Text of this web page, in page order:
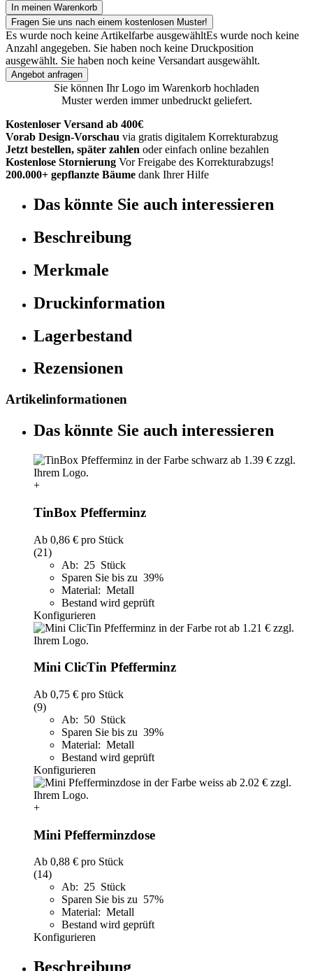
In meinen Warenkorb
Fragen Sie uns nach einem kostenlosen Muster!
Es wurde noch keine Artikelfarbe ausgewähltEs wurde noch keine
Anzahl angegeben. Sie haben noch keine Druckposition
ausgewählt. Sie haben noch keine Versandart ausgewählt.
Angebot anfragen
Sie können Ihr Logo im Warenkorb hochladen
Muster werden immer unbedruckt geliefert.
Kostenloser Versand ab 400€
Vorab Design-Vorschau via gratis digitalem Korrekturabzug
Jetzt bestellen, später zahlen oder einfach online bezahlen
Kostenlose Stornierung Vor Freigabe des Korrekturabzugs!
200.000+ gepflanzte Bäume dank Ihrer Hilfe
Das könnte Sie auch interessieren
Beschreibung
Merkmale
Druckinformation
Lagerbestand
Rezensionen
Artikelinformationen
Das könnte Sie auch interessieren
+
TinBox Pfefferminz
Ab 0,86 € pro Stück
(21)
Ab: 25 Stück
Sparen Sie bis zu 39%
Material: Metall
Bestand wird geprüft
Konfigurieren
Mini ClicTin Pfefferminz
Ab 0,75 € pro Stück
(9)
Ab: 50 Stück
Sparen Sie bis zu 39%
Material: Metall
Bestand wird geprüft
Konfigurieren
+
Mini Pfefferminzdose
Ab 0,88 € pro Stück
(14)
Ab: 25 Stück
Sparen Sie bis zu 57%
Material: Metall
Bestand wird geprüft
Konfigurieren
Beschreibung